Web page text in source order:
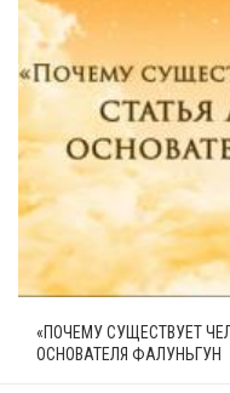
«ПОЧЕМУ СУЩЕСТВУЕТ
ОСНОВАТЕЛЯ ФАЛУНЬГУН